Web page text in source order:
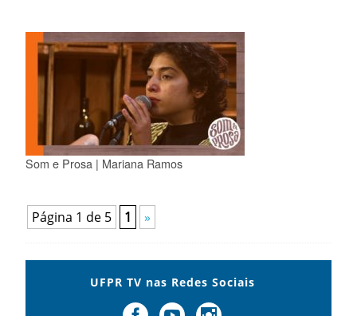
Som e Prosa | Mariana Ramos
Página 1 de 5 1 »
UFPR TV nas Redes Sociais